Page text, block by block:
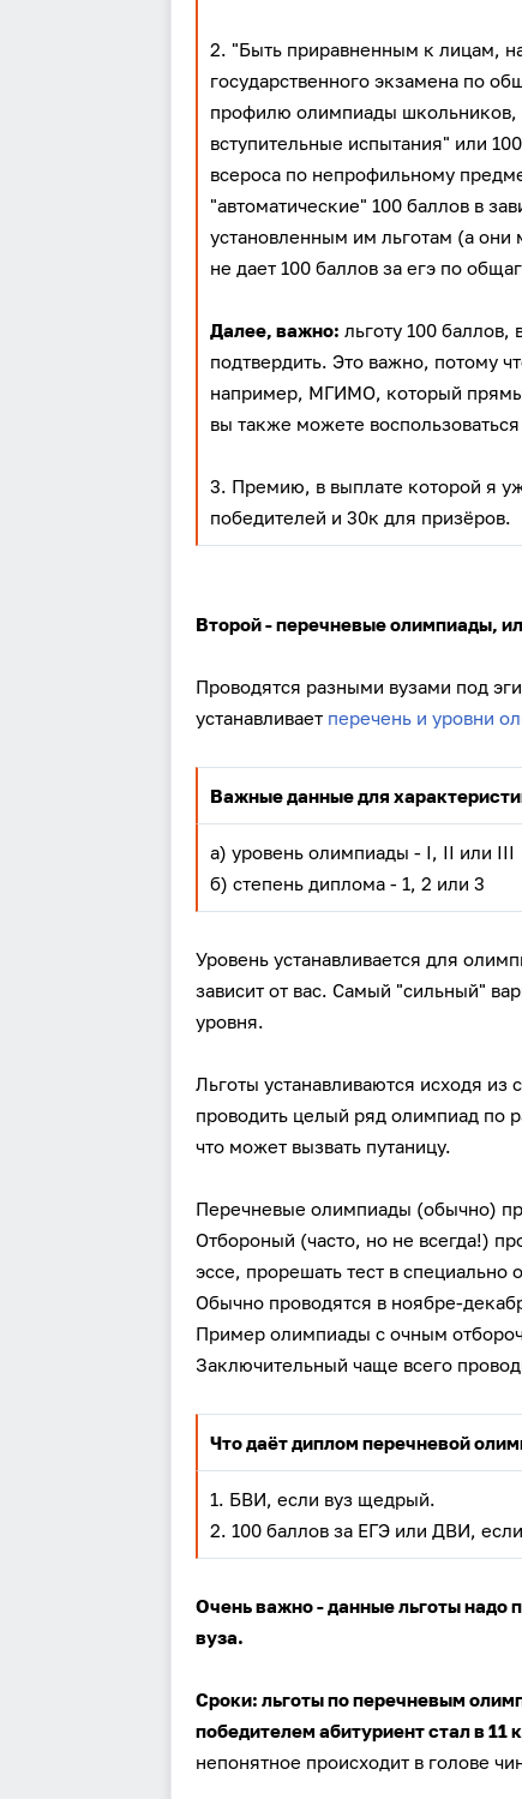
2. "Быть приравненным к лицам,
государственного экзамена по
профилю олимпиады
вступительные испытания" или
всероса по непрофильному
"автоматические" 100 баллов в
установленным им льготам (а
не дает 100 баллов за егэ по
Далее, важно: льготу 100
подтвердить. Это важно, потому
например, МГИМО, который
вы также можете
3. Премию, в выплате которой я
победителей и 30к для призёров.
Второй - перечневые олимпиады,
Проводятся разными вузами под
устанавливает перечень и уровни
Важные данные для
а) уровень олимпиады - I, II или III
б) степень диплома - 1, 2 или 3
Уровень устанавливается для
зависит от вас. Самый "сильный"
уровня.
Льготы устанавливаются исходя
проводить целый ряд олимпиад по
что может вызвать путаницу.
Перечневые олимпиады (обычно)
Отбороный (часто, но не всегда!)
эссе, прорешать тест в специально
Обычно проводятся в ноябре-
Пример олимпиады с очным
Заключительный чаще всего
Что даёт диплом перечневой
1. БВИ, если вуз щедрый.
2. 100 баллов за ЕГЭ или ДВИ,
Очень важно - данные льготы надо
вуза.
Сроки: льготы по перечневым
победителем абитуриент стал в 11
непонятное происходит в голове